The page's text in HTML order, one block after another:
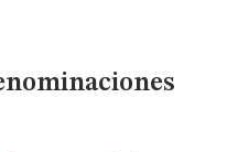
Comerciales